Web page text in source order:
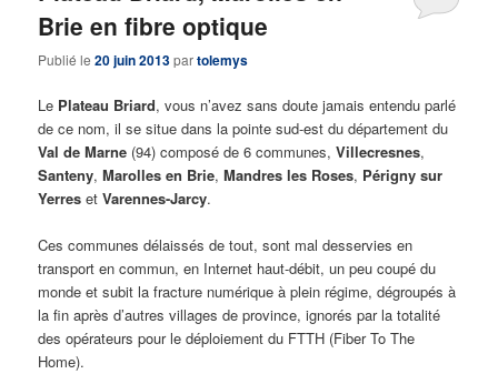
Brie en fibre optique
Publié le20 juin 2013partolemys
Le Plateau Briard, vous n’avez sans doute jamais entendu parlé
de ce nom, il se situe dans la pointe sud-est du département du
Val de Marne (94) composé de 6 communes,Villecresnes,
Santeny,Marolles en Brie,Mandres les Roses, Périgny sur
Yerres etVarennes-Jarcy.
Ces communes délaissés de tout, sont mal desservies en
transport en commun, en Internet haut-débit, un peu coupé du
monde et subit la fracture numérique à plein régime, dégroupés à
la fin après d’autres villages de province, ignorés par la totalité
des opérateurs pour le déploiement du FTTH (Fiber To The
Home).